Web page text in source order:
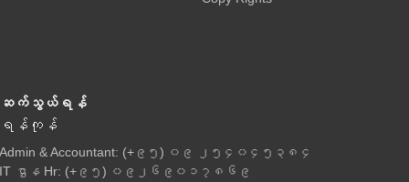
ဆက်သွယ်ရန်
ရန်ကုန်
Admin & Accountant: (+၉၅) ၀၉ ၂၅၄၀၄၅၃၈၄
IT ဌာန Hr: (+၉၅) ၀၉၂၆၉၀၁၇၈၆၉